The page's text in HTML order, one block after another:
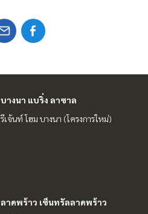
บางนา แบริ่ง ลาซาล
รีเจ้นท์ โฮม บางนา (โครงการใหม่)
ลาดพร้าว เซ็นทรัลลาดพร้าว